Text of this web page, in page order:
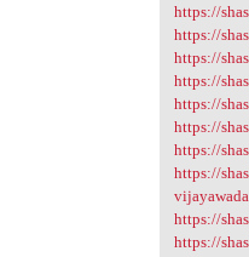
https://
https://
https://
https://
https://
https://
https://
https://
https://
https://